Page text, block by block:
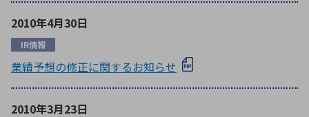
2010年4月30日
IR情報
業績予想の修正に関するお知らせ
2010年3月23日